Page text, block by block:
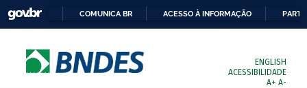
COMUNICA BR ACESSO À INFORMAÇÃO
ENGLISH
ACESSIBILIDADE
A+ A-